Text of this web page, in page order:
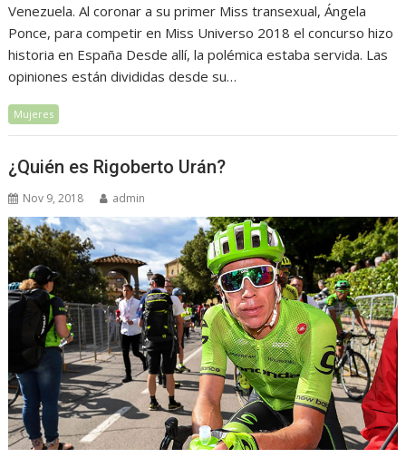
Venezuela. Al coronar a su primer Miss transexual, Ángela
Ponce, para competir en Miss Universo 2018 el concurso hizo
historia en España Desde allí, la polémica estaba servida. Las
opiniones están divididas desde su…
Mujeres
¿Quién es Rigoberto Urán?
Nov 9, 2018 admin